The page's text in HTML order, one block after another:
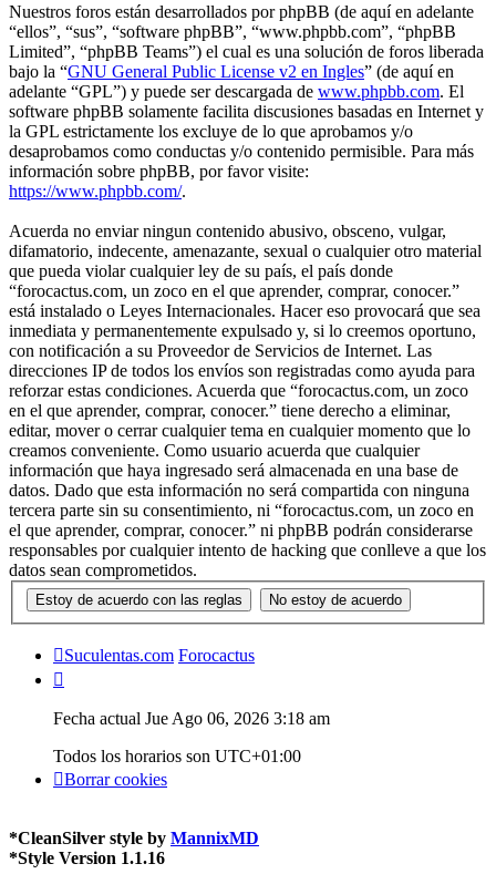
Nuestros foros están desarrollados por phpBB (de aquí en adelante
“ellos”, “sus”, “software phpBB”, “www.phpbb.com”, “phpBB
Limited”, “phpBB Teams”) el cual es una solución de foros liberada
bajo la “GNU General Public License v2 en Ingles” (de aquí en
adelante “GPL”) y puede ser descargada de www.phpbb.com. El
software phpBB solamente facilita discusiones basadas en Internet y
la GPL estrictamente los excluye de lo que aprobamos y/o
desaprobamos como conductas y/o contenido permisible. Para más
información sobre phpBB, por favor visite:
https://www.phpbb.com/.
Acuerda no enviar ningun contenido abusivo, obsceno, vulgar,
difamatorio, indecente, amenazante, sexual o cualquier otro material
que pueda violar cualquier ley de su país, el país donde
“forocactus.com, un zoco en el que aprender, comprar, conocer.”
está instalado o Leyes Internacionales. Hacer eso provocará que sea
inmediata y permanentemente expulsado y, si lo creemos oportuno,
con notificación a su Proveedor de Servicios de Internet. Las
direcciones IP de todos los envíos son registradas como ayuda para
reforzar estas condiciones. Acuerda que “forocactus.com, un zoco
en el que aprender, comprar, conocer.” tiene derecho a eliminar,
editar, mover o cerrar cualquier tema en cualquier momento que lo
creamos conveniente. Como usuario acuerda que cualquier
información que haya ingresado será almacenada en una base de
datos. Dado que esta información no será compartida con ninguna
tercera parte sin su consentimiento, ni “forocactus.com, un zoco en
el que aprender, comprar, conocer.” ni phpBB podrán considerarse
responsables por cualquier intento de hacking que conlleve a que los
datos sean comprometidos.
Suculentas.com Forocactus
Fecha actual Jue Ago 06, 2026 3:18 am
Todos los horarios son UTC+01:00
Borrar cookies
*CleanSilver style by MannixMD
*Style Version 1.1.16